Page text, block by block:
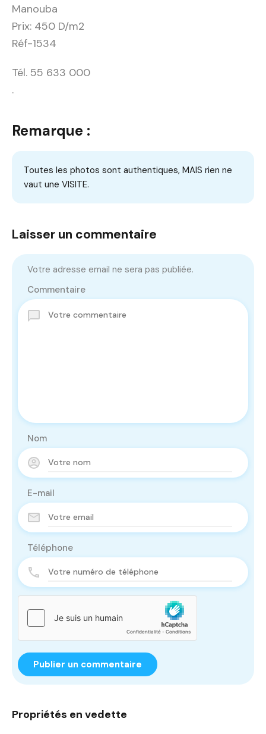
Manouba
Prix: 450 D/m2
Réf-1534
Tél. 55 633 000
.
Remarque :
Toutes les photos sont authentiques, MAIS rien ne
vaut une VISITE.
Laisser un commentaire
Votre adresse email ne sera pas publiée.
Commentaire
Nom
E-mail
Téléphone
Propriétés en vedette